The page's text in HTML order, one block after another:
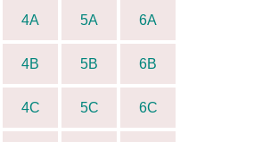
4A 5A 6A
4B 5B 6B
4C 5C 6C